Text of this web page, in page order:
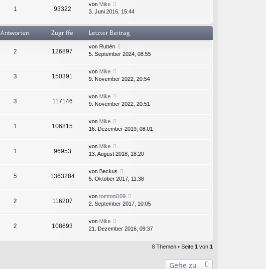
1 93322
von Mike
3. Juni 2016, 15:44
Antworten Zugriffe Letzter Beitrag
2 126897
von Rubén
5. September 2024, 08:55
3 150391
von Mike
9. November 2022, 20:54
3 117146
von Mike
9. November 2022, 20:51
1 106815
von Mike
16. Dezember 2019, 08:01
1 96953
von Mike
13. August 2018, 18:20
5 1363284
von Beckus
5. Oktober 2017, 11:38
2 116207
von tomtoni109
2. September 2017, 10:05
2 108693
von Mike
21. Dezember 2016, 09:37
8 Themen • Seite 1 von 1
Gehe zu